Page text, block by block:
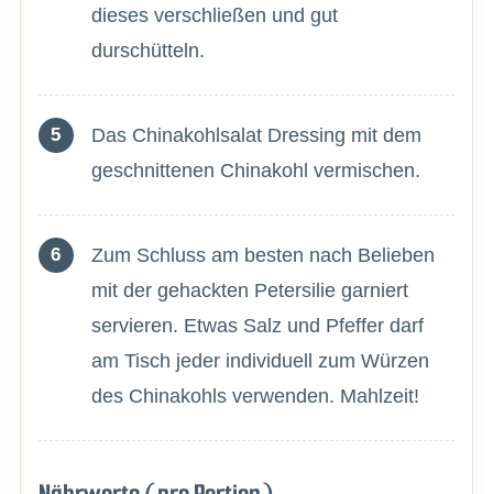
dieses verschließen und gut
durschütteln.
Das Chinakohlsalat Dressing mit dem
geschnittenen Chinakohl vermischen.
Zum Schluss am besten nach Belieben
mit der gehackten Petersilie garniert
servieren. Etwas Salz und Pfeffer darf
am Tisch jeder individuell zum Würzen
des Chinakohls verwenden. Mahlzeit!